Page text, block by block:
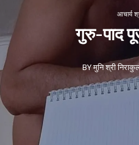
आचार्य
गुरु-पाद
BY मुनि श्री